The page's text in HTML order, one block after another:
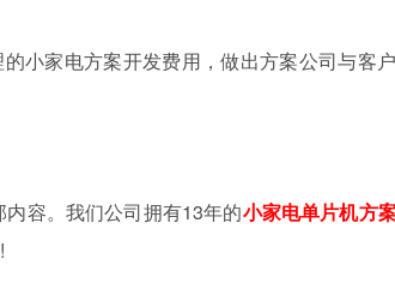
家电方案开发费用，做出方案公司与客
内容。我们公司拥有13年的小家电单片机方